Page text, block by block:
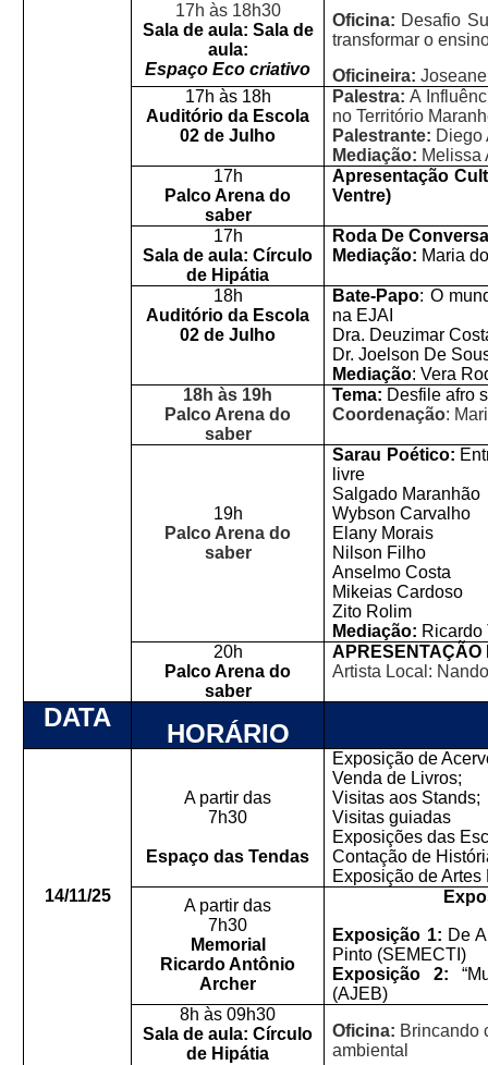
17h às 18h30
Sala de aula: Sala de
aula:
Espaço Eco criativo
Oficina: Desafio
transformar o
Oficineira:
17h às 18h
Auditório da Escola
02 de Julho
Palestra:A
no Território
Palestrante: Diego
Mediação: Melissa
17h
Palco Arena do
saber
Apresentação
Ventre)
17h
Sala de aula: Círculo
de Hipátia
Roda De
Mediação: Maria
18h
Auditório da Escola
02 de Julho
Bate-Papo: O
na EJAI
Dra. Deuzimar
Dr. Joelson De
Mediação: Vera
18h às 19h
Palco Arena do
saber
Tema: Desfile afro
Coordenação:
19h
Palco Arena do
saber
Sarau Poético:
livre
Salgado Maranhão
Wybson Carvalho
Elany Morais
Nilson Filho
Anselmo Costa
Mikeias Cardoso
Zito Rolim
Mediação: Ricardo
20h
Palco Arena do
saber
APRESENTAÇÃO
Artista Local:
DATA
HORÁRIO
14/11/25
A partir das
7h30
Espaço das Tendas
Exposição de
Venda de Livros;
Visitas aos Stands;
Visitas guiadas
Exposições das
Contação de
Exposição de Artes
A partir das
7h30
Memorial
Ricardo Antônio
Archer
Exposição 1: De
Pinto (SEMECTI)
Exposição 2:
(AJEB)
8h às 09h30
Sala de aula: Círculo
de Hipátia
Oficina: Brincando
ambiental